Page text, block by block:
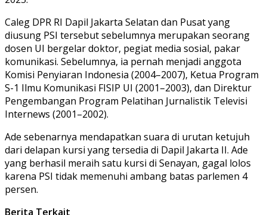
Caleg DPR RI Dapil Jakarta Selatan dan Pusat yang
diusung PSI tersebut sebelumnya merupakan seorang
dosen UI bergelar doktor, pegiat media sosial, pakar
komunikasi. Sebelumnya, ia pernah menjadi anggota
Komisi Penyiaran Indonesia (2004–2007), Ketua Program
S-1 Ilmu Komunikasi FISIP UI (2001–2003), dan Direktur
Pengembangan Program Pelatihan Jurnalistik Televisi
Internews (2001–2002).
Ade sebenarnya mendapatkan suara di urutan ketujuh
dari delapan kursi yang tersedia di Dapil Jakarta II. Ade
yang berhasil meraih satu kursi di Senayan, gagal lolos
karena PSI tidak memenuhi ambang batas parlemen 4
persen.
Berita Terkait